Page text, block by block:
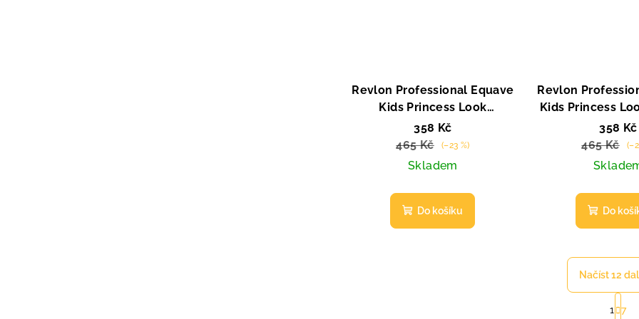
Revlon Professional Equave
Kids Princess Look
bezoplachový kondicionér
200 ml
358 Kč
465 Kč
(–23 %)
Skladem
Do košíku
Revlon
Kids Princess
2v1 300
358 Kč
465 Kč
Do
Načíst 12
S
1 7